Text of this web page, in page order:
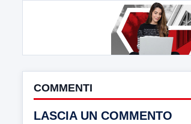
COMMENTI
LASCIA UN COMMENTO